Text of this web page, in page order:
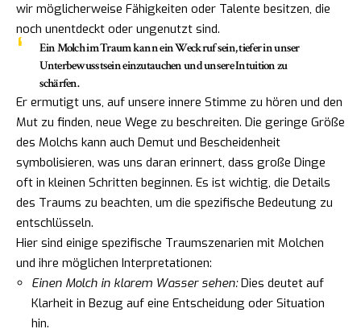
wir möglicherweise Fähigkeiten oder Talente besitzen, die
noch unentdeckt oder ungenutzt sind.
Ein Molch im Traum kann ein Weckruf sein, tiefer in unser
Unterbewusstsein einzutauchen und unsere Intuition zu
schärfen.
Er ermutigt uns, auf unsere innere Stimme zu hören und den
Mut zu finden, neue Wege zu beschreiten. Die geringe Größe
des Molchs kann auch Demut und Bescheidenheit
symbolisieren, was uns daran erinnert, dass große Dinge
oft in kleinen Schritten beginnen. Es ist wichtig, die Details
des Traums zu beachten, um die spezifische Bedeutung zu
entschlüsseln.
Hier sind einige spezifische Traumszenarien mit Molchen
und ihre möglichen Interpretationen:
Einen Molch in klarem Wasser sehen:Dies deutet auf
Klarheit in Bezug auf eine Entscheidung oder Situation
hin.